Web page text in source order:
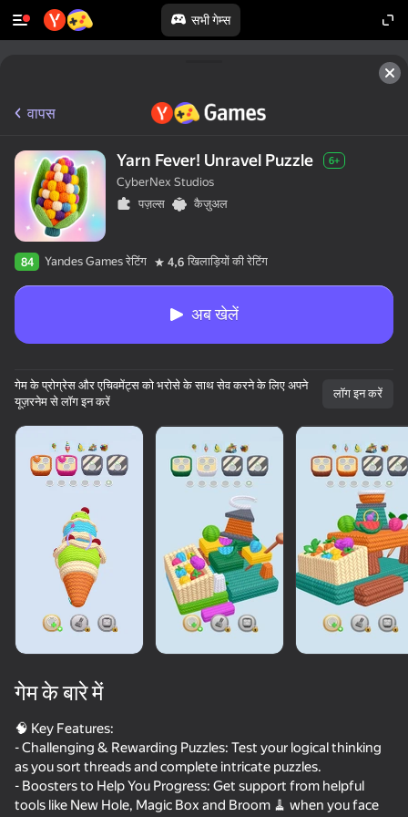
सभी गेम्स
50+ शीर्ष गेम. सभी द्वारा
पसंद किए गए. यहां तक कि “नॉन-गेमर्स”
Duck Rescue: Screw Clear
Parking Car: Parking Jam
82
Rubber Ball 3D
67 82
वापस
Yarn Fever! Unravel Puzzle 6+
CyberNex Studios
पज़ल्स
कैज़ुअल
84 Yandes Games रेटिंग 4,6 खिलाड़ियों की रेटिंग
अब खेलें
गेम के प्रोग्रेस और एचिवमेंट्स को भरोसे के साथ सेव करने के लिए अपने
यूज़रनेम से लॉग इन करें
लॉग इन करें
गेम के बारे में
🧠 Key Features:
- Challenging & Rewarding Puzzles: Test your logical thinking
as you sort threads and complete intricate puzzles.
- Boosters to Help You Progress: Get support from helpful
tools like New Hole, Magic Box and Broom 🧹 when you face